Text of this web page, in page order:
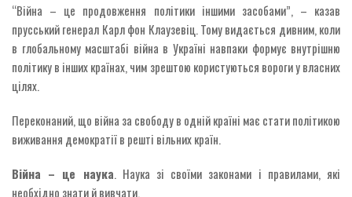
“Війна – це продовження політики іншими засобами”, – казав
прусський генерал Карл фон Клаузевіц. Тому видається дивним, коли
в глобальному масштабі війна в Україні навпаки формує внутрішню
політику в інших країнах, чим зрештою користуються вороги у власних
цілях.
Переконаний, що війна за свободу в одній країні має стати політикою
виживання демократії в решті вільних країн.
Війна – це наука. Наука зі своїми законами і правилами, які
необхідно знати й вивчати.